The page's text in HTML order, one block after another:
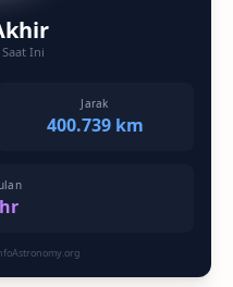
Ini
Jarak
400.739 km